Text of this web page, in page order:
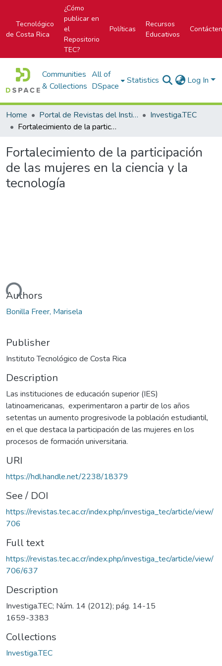
Tecnológico
de Costa Rica
¿Cómo
publicar en
el
Repositorio
TEC?
Políticas
Recursos
Educativos
Communities
& Collections
All of
DSpace
Statistics Log In
Home Portal de Revistas del Instituto Tecnológico de Costa Rica
Investiga.TEC
Fortalecimiento de la participación de las mujeres en la ciencia y la tecnología
Fortalecimiento de la participación
de las mujeres en la ciencia y la
tecnología
Authors
Bonilla Freer, Marisela
Publisher
Instituto Tecnológico de Costa Rica
Description
Las instituciones de educación superior (IES)
latinoamericanas, experimentaron a partir de los años
setentas un aumento progresivode la población estudiantil,
en el que destaca la participación de las mujeres en los
procesos de formación universitaria.
URI
https://hdl.handle.net/2238/18379
See / DOI
https://revistas.tec.ac.cr/index.php/investiga_tec/article/view/
706
Full text
https://revistas.tec.ac.cr/index.php/investiga_tec/article/view/
706/637
Description
Investiga.TEC; Núm. 14 (2012); pág. 14-15
1659-3383
Collections
Investiga.TEC